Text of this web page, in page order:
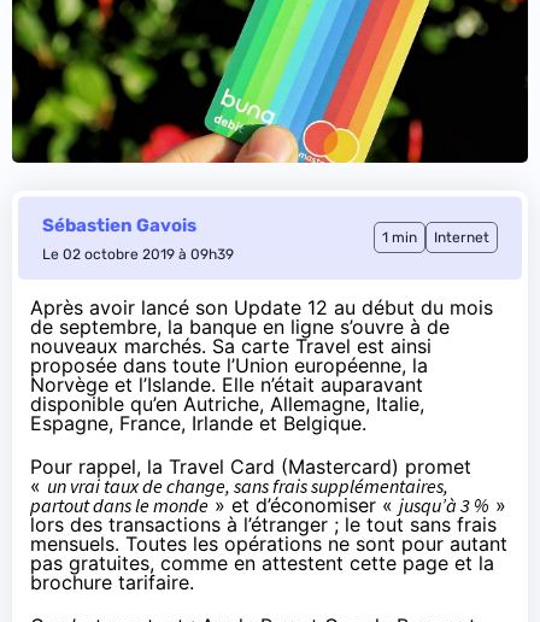
Sébastien Gavois
Le 02 octobre 2019 à 09h39
1 min Internet
Après avoir lancé son Update 12 au début du mois
de septembre, la banque en ligne s’ouvre à de
nouveaux marchés. Sa carte Travel est ainsi
proposée dans toute l’Union européenne, la
Norvège et l’Islande. Elle n’était auparavant
disponible qu’en Autriche, Allemagne, Italie,
Espagne, France, Irlande et Belgique.
Pour rappel, la Travel Card (Mastercard) promet
« un vrai taux de change, sans frais supplémentaires,
partout dans le monde» et d’économiser « jusqu’à 3 % »
lors des transactions à l’étranger ; le tout sans frais
mensuels. Toutes les opérations ne sont pour autant
pas gratuites, comme en attestent cette page et la
brochure tarifaire.